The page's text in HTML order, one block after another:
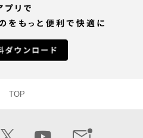
TOP